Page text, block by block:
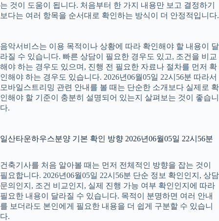
는 것이 도움이 됩니다. 처음부터 한 가지 내용만 보고 결정하기
보다는 여러 항목을 순서대로 확인하는 방식이 더 안정적입니다.
음악서비스는 이용 목적이나 상황에 따라 확인해야 할 내용이 달
라질 수 있습니다. 빠른 상담이 필요한 경우도 있고, 조건을 비교
해야 하는 경우도 있으며, 진행 전 필요한 자료나 절차를 먼저 확
인해야 하는 경우도 있습니다. 2026년06월05일 22시56분 따라서
모바일스트리밍 관련 안내를 볼 때는 단순한 소개보다 실제로 확
인해야 할 기준이 충분히 설명되어 있는지 살펴보는 것이 좋습니
다.
일산타운하우스분양 기본 확인 방향 2026년06월05일 22시56분
건축기사를 처음 알아볼 때는 먼저 전체적인 방향을 잡는 것이
필요합니다. 2026년06월05일 22시56분 단순 정보 확인인지, 상담
문의인지, 조건 비교인지, 실제 진행 가능 여부 확인인지에 따라
필요한 내용이 달라질 수 있습니다. 목적이 분명하면 여러 안내
를 보더라도 본인에게 필요한 내용을 더 쉽게 구분할 수 있습니
다.